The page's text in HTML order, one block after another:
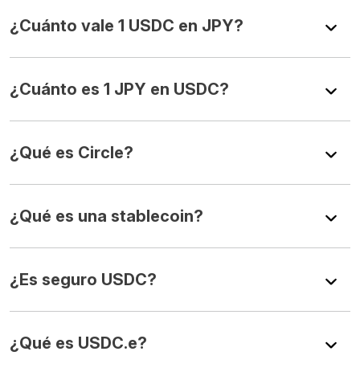
¿Cuánto vale 1 USDC en JPY?
¿Cuánto es 1 JPY en USDC?
¿Qué es Circle?
¿Qué es una stablecoin?
¿Es seguro USDC?
¿Qué es USDC.e?